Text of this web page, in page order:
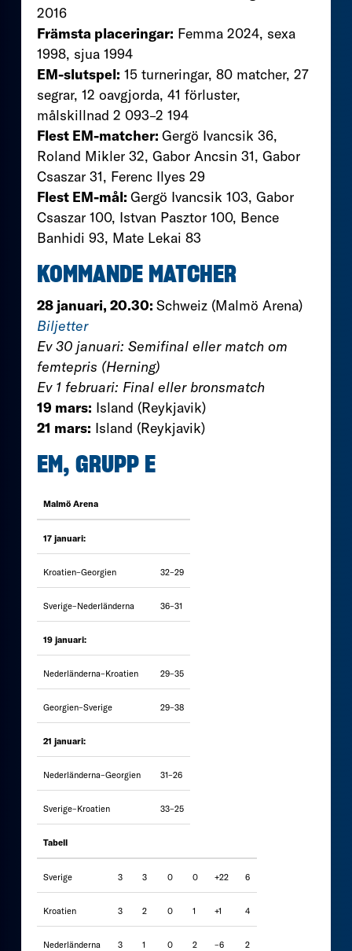
2016
Främsta placeringar: Femma 2024, sexa
1998, sjua 1994
EM-slutspel: 15 turneringar, 80 matcher, 27
segrar, 12 oavgjorda, 41 förluster,
målskillnad 2 093–2 194
Flest EM-matcher: Gergö Ivancsik 36,
Roland Mikler 32, Gabor Ancsin 31, Gabor
Csaszar 31, Ferenc Ilyes 29
Flest EM-mål: Gergö Ivancsik 103, Gabor
Csaszar 100, Istvan Pasztor 100, Bence
Banhidi 93, Mate Lekai 83
KOMMANDE MATCHER
28 januari, 20.30: Schweiz (Malmö Arena)
Biljetter
Ev 30 januari: Semifinal eller match om
femtepris (Herning)
Ev 1 februari: Final eller bronsmatch
19 mars: Island (Reykjavik)
21 mars: Island (Reykjavik)
EM, GRUPP E
Malmö Arena
17 januari:
Kroatien–Georgien 32–29
Sverige–Nederländerna 36–31
19 januari:
Nederländerna–Kroatien 29–35
Georgien–Sverige 29–38
21 januari:
Nederländerna–Georgien 31–26
Sverige–Kroatien 33–25
Tabell
Sverige 3 3 0 0 +22 6
Kroatien 3 2 0 1 +1 4
Nederländerna 3 1 0 2 –6 2